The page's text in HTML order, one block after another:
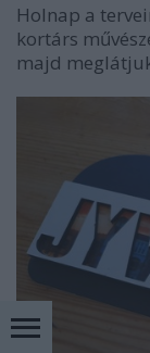
Holnap a
kortárs
majd